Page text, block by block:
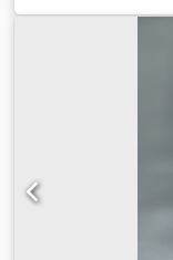
pés: 940 mm Peso: